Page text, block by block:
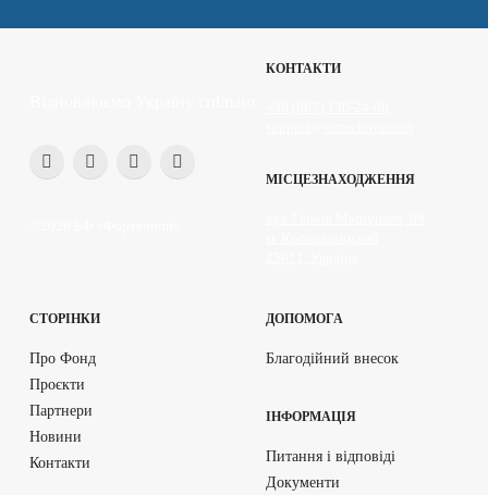
КОНТАКТИ
МІСЦЕЗНАХОДЖЕННЯ
СТОРІНКИ
Про Фонд
Проєкти
Партнери
Новини
Контакти
ДОПОМОГА
Благодійний внесок
ІНФОРМАЦІЯ
Питання і відповіді
Документи